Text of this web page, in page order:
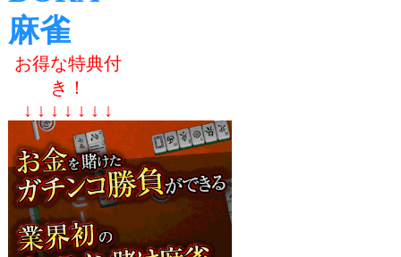
麻雀
お得な特典付
き！
↓ ↓ ↓ ↓ ↓ ↓ ↓